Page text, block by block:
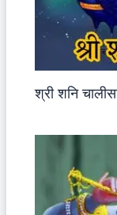
श्री शनि